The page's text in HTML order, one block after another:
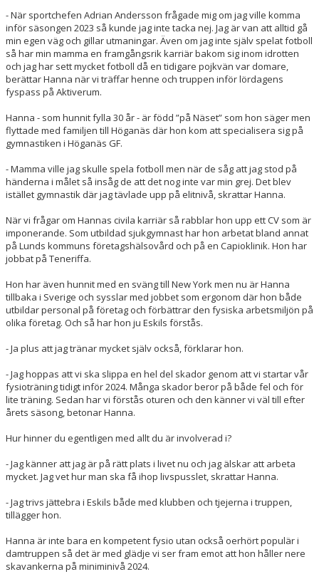
- När sportchefen Adrian Andersson frågade mig om jag ville komma
inför säsongen 2023 så kunde jag inte tacka nej. Jag är van att alltid gå
min egen väg och gillar utmaningar. Även om jag inte själv spelat fotboll
så har min mamma en framgångsrik karriär bakom sig inom idrotten
och jag har sett mycket fotboll då en tidigare pojkvän var domare,
berättar Hanna när vi träffar henne och truppen inför lördagens
fyspass på Aktiverum.
Hanna - som hunnit fylla 30 år - är född ”på Näset” som hon säger men
flyttade med familjen till Höganäs där hon kom att specialisera sig på
gymnastiken i Höganäs GF.
- Mamma ville jag skulle spela fotboll men när de såg att jag stod på
händerna i målet så insåg de att det nog inte var min grej. Det blev
istället gymnastik där jag tävlade upp på elitnivå, skrattar Hanna.
När vi frågar om Hannas civila karriär så rabblar hon upp ett CV som är
imponerande. Som utbildad sjukgymnast har hon arbetat bland annat
på Lunds kommuns företagshälsovård och på en Capioklinik. Hon har
jobbat på Teneriffa.
Hon har även hunnit med en sväng till New York men nu är Hanna
tillbaka i Sverige och sysslar med jobbet som ergonom där hon både
utbildar personal på företag och förbättrar den fysiska arbetsmiljön på
olika företag. Och så har hon ju Eskils förstås.
- Ja plus att jag tränar mycket själv också, förklarar hon.
- Jag hoppas att vi ska slippa en hel del skador genom att vi startar vår
fysioträning tidigt inför 2024. Många skador beror på både fel och för
lite träning. Sedan har vi förstås oturen och den känner vi väl till efter
årets säsong, betonar Hanna.
Hur hinner du egentligen med allt du är involverad i?
- Jag känner att jag är på rätt plats i livet nu och jag älskar att arbeta
mycket. Jag vet hur man ska få ihop livspusslet, skrattar Hanna.
- Jag trivs jättebra i Eskils både med klubben och tjejerna i truppen,
tillägger hon.
Hanna är inte bara en kompetent fysio utan också oerhört populär i
damtruppen så det är med glädje vi ser fram emot att hon håller nere
skavankerna på miniminivå 2024.